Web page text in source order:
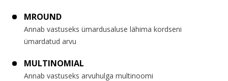
MROUND
Annab vastuseks ümardusaluse lähima kordseni
ümardatud arvu
MULTINOMIAL
Annab vastuseks arvuhulga multinoomi